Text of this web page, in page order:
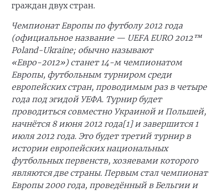
граждан двух стран.
Чемпионат Европы по футболу 2012 года
(официальное название — UEFA EURO 2012™
Poland-Ukraine; обычно называют
«Евро-2012») станет 14-м чемпионатом
Европы, футбольным турниром среди
европейских стран, проводимым раз в четыре
года под эгидой УЕФА. Турнир будет
проводиться совместно Украиной и Польшей,
начнётся 8 июня 2012 года[1] и завершится 1
июля 2012 года. Это будет третий турнир в
истории европейских национальных
футбольных первенств, хозяевами которого
являются две страны. Первым стал чемпионат
Европы 2000 года, проведённый в Бельгии и